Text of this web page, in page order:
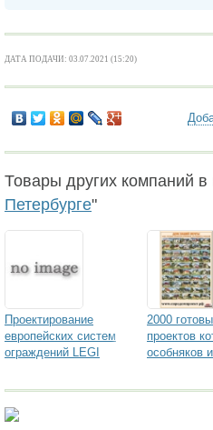
ДАТА ПОДАЧИ: 03.07.2021 (15:20)
Товары других компаний в
Петербурге"
Проектирование
европейских систем
ограждений LEGI
2000
проектов
особняков